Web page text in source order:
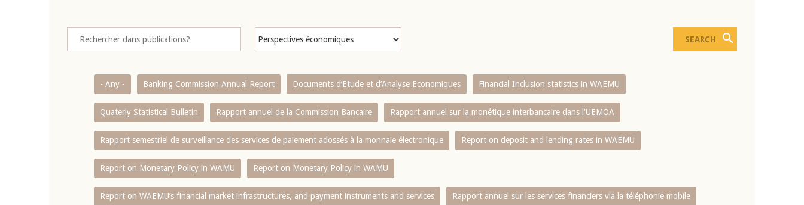
- Any - Banking Commission Annual Report Documents d’Etude et d’Analyse Economiques Financial Inclusion statistics in WAEMU
Quaterly Statistical Bulletin Rapport annuel de la Commission Bancaire Rapport annuel sur la monétique interbancaire dans l'UEMOA
Rapport semestriel de surveillance des services de paiement adossés à la monnaie électronique Report on deposit and lending rates in WAEMU
Report on Monetary Policy in WAMU Report on Monetary Policy in WAMU
Report on WAEMU’s financial market infrastructures, and payment instruments and services Rapport annuel sur les services financiers via la téléphonie mobile